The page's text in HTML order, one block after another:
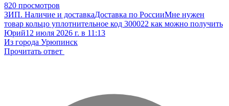
820 просмотров
ЗИП. Наличие и доставкаДоставка по РоссииМне нужен
товар кольцо уплотнительное код 300022 как можно получить
Юрий12 июля 2026 г. в 11:13
Из города Урюпинск
Прочитать ответ